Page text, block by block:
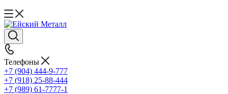
Телефоны
+7 (904) 444-9-777
+7 (918) 25-88-444
+7 (989) 61-7777-1